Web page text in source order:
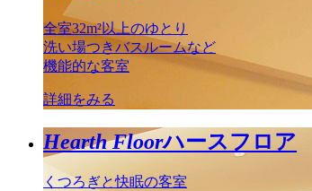
全室32m²以上のゆとり
洗い場つきバスルームなど
機能的な客室
詳細をみる
Hearth Floorハースフロア
くつろぎと快眠の客室